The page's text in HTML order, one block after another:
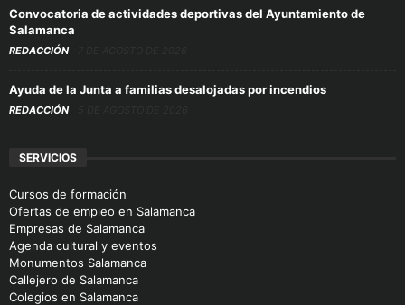
Convocatoria de actividades deportivas del Ayuntamiento de
Salamanca
REDACCIÓN
Ayuda de la Junta a familias desalojadas por incendios
REDACCIÓN
SERVICIOS
Cursos de formación
Ofertas de empleo en Salamanca
Empresas de Salamanca
Agenda cultural y eventos
Monumentos Salamanca
Callejero de Salamanca
Colegios en Salamanca